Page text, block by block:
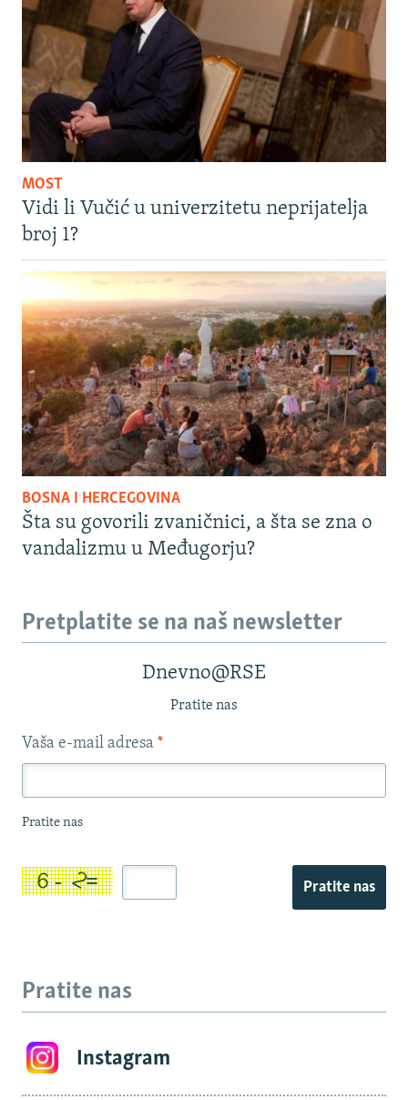
MOST
Vidi li Vučić u univerzitetu neprijatelja
broj 1?
BOSNA I HERCEGOVINA
Šta su govorili zvaničnici, a šta se zna o
vandalizmu u Međugorju?
Pretplatite se na naš newsletter
Dnevno@RSE
Pratite nas
Vaša e-mail adresa *
Pratite nas
Pratite nas
Pratite nas
Instagram